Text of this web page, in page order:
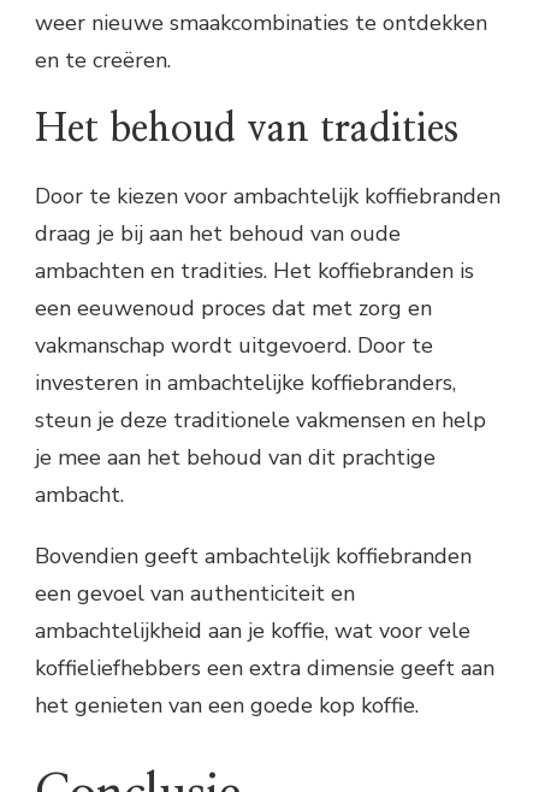
weer nieuwe smaakcombinaties te ontdekken
en te creëren.
Het behoud van tradities
Door te kiezen voor ambachtelijk koffiebranden
draag je bij aan het behoud van oude
ambachten en tradities. Het koffiebranden is
een eeuwenoud proces dat met zorg en
vakmanschap wordt uitgevoerd. Door te
investeren in ambachtelijke koffiebranders,
steun je deze traditionele vakmensen en help
je mee aan het behoud van dit prachtige
ambacht.
Bovendien geeft ambachtelijk koffiebranden
een gevoel van authenticiteit en
ambachtelijkheid aan je koffie, wat voor vele
koffieliefhebbers een extra dimensie geeft aan
het genieten van een goede kop koffie.